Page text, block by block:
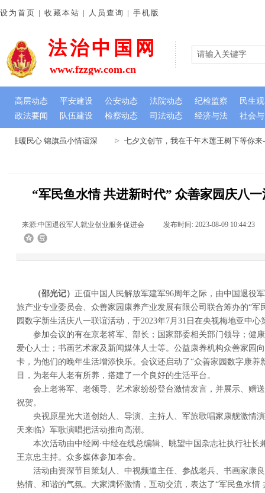
难暖民心 锦旗虽小情谊深 七夕文创节，我在千年木莲王树下等你来
法治中国网
政法要闻 队伍建设 检察动态 司法动态 经济与法 社会
设为首页 | 收藏本站 | 人员查询 | 手机版
www.fzzgw.com.cn
高层动态 平安建设 公安动态 法院动态 纪检监察 民生
“军民鱼水情 共进新时代” 众善家园庆八
来源:中国退役军人就业创业服务促进会 发布时间: 2023-08-09 10:44:23
（邵光记） 正值中国人民解放军建军96周年之际，由中国退役
旅产业专业委员会、众善家园康养产业发展有限公司联合筹办的“军
园数字新生活庆八一联谊活动，于2023年7月31日在央视梅地亚中
参加会议的有在京老将军、部长；国家部委相关部门领导；健
爱心人士；书画艺术家及新闻媒体人士等。公益康养机构众善家园
卡，为他们的晚年生活增添快乐。会议还启动了“众善家园数字康养
目，为老年人老有所养，搭建了一个良好的生活平台。
会上老将军、老领导、艺术家纷纷登台激情发言，并展示、赠
祝贺。
央视原星光大道创始人、导演、主持人、军旅歌唱家康舰激情
天来临》军歌演唱把活动推向高潮。
本次活动由中经网·中经在线总编辑、眺望中国杂志社执行社长
王京忠主持。众多媒体参加本会。
活动由资深节目策划人、中视频道主任、参战老兵、书画家康
热情、和谐的气氛。大家满怀激情，互动交流，表达了“军民鱼水情